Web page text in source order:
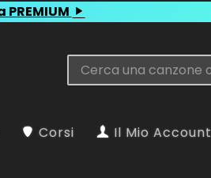
PREMIUM
Corsi Il Mio Account